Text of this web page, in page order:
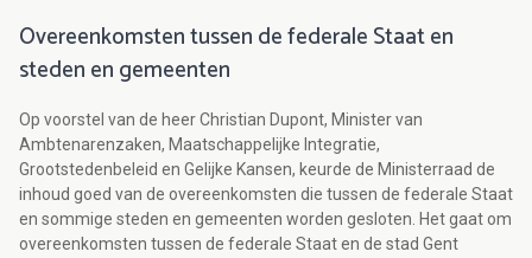
Overeenkomsten tussen de federale Staat en
steden en gemeenten
Op voorstel van de heer Christian Dupont, Minister van
Ambtenarenzaken, Maatschappelijke Integratie,
Grootstedenbeleid en Gelijke Kansen, keurde de Ministerraad de
inhoud goed van de overeenkomsten die tussen de federale Staat
en sommige steden en gemeenten worden gesloten. Het gaat om
overeenkomsten tussen de federale Staat en de stad Gent